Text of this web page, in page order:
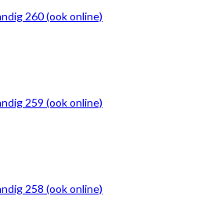
260 (ook online)
259 (ook online)
258 (ook online)